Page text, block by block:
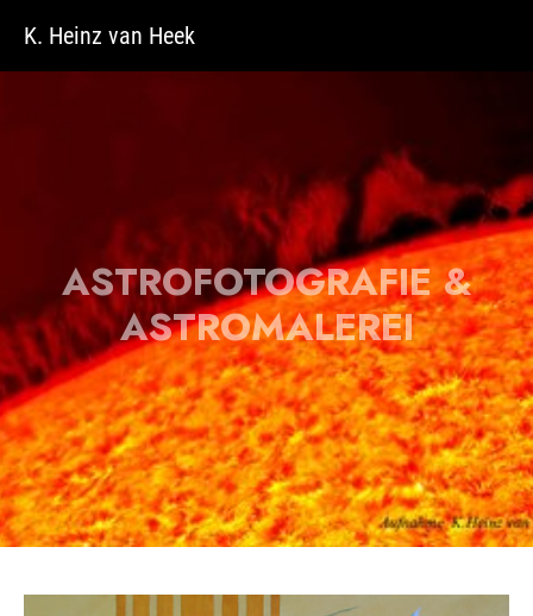
K. Heinz van Heek
ASTROFOTOGRAFIE &
ASTROMALEREI